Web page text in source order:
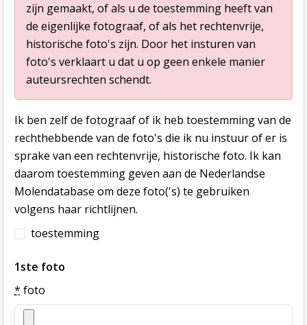
zijn gemaakt, of als u de toestemming heeft van
de eigenlijke fotograaf, of als het rechtenvrije,
historische foto's zijn. Door het insturen van
foto's verklaart u dat u op geen enkele manier
auteursrechten schendt.
Ik ben zelf de fotograaf of ik heb toestemming van de
rechthebbende van de foto's die ik nu instuur of er is
sprake van een rechtenvrije, historische foto. Ik kan
daarom toestemming geven aan de Nederlandse
Molendatabase om deze foto('s) te gebruiken
volgens haar richtlijnen.
toestemming
1ste foto
* foto